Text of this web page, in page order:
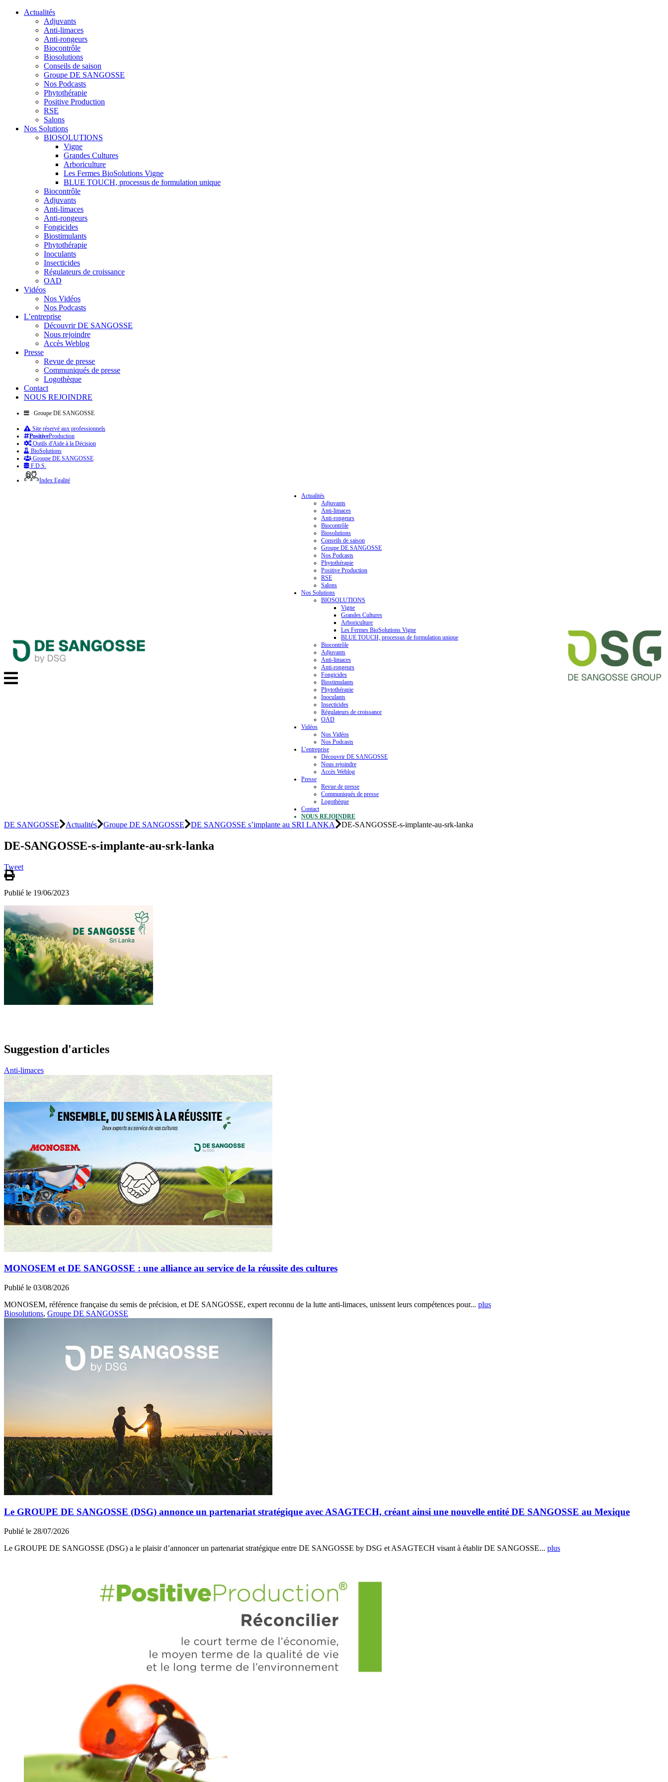
Actualités
Adjuvants
Anti-limaces
Anti-rongeurs
Biocontrôle
Biosolutions
Conseils de saison
Groupe DE SANGOSSE
Nos Podcasts
Phytothérapie
Positive Production
RSE
Salons
Nos Solutions
BIOSOLUTIONS
Vigne
Grandes Cultures
Arboriculture
Les Fermes BioSolutions Vigne
BLUE TOUCH, processus de formulation unique
Biocontrôle
Adjuvants
Anti-limaces
Anti-rongeurs
Fongicides
Biostimulants
Phytothérapie
Inoculants
Insecticides
Régulateurs de croissance
OAD
Vidéos
Nos Vidéos
Nos Podcasts
L’entreprise
Découvrir DE SANGOSSE
Nous rejoindre
Accès Weblog
Presse
Revue de presse
Communiqués de presse
Logothèque
Contact
NOUS REJOINDRE
Groupe DE SANGOSSE
Site réservé aux professionnels
PositiveProduction
Outils d'Aide à la Décision
BioSolutions
Groupe DE SANGOSSE
F.D.S.
Index Egalité
Actualités
Adjuvants
Anti-limaces
Anti-rongeurs
Biocontrôle
Biosolutions
Conseils de saison
Groupe DE SANGOSSE
Nos Podcasts
Phytothérapie
Positive Production
RSE
Salons
Nos Solutions
BIOSOLUTIONS
Vigne
Grandes Cultures
Arboriculture
Les Fermes BioSolutions Vigne
BLUE TOUCH, processus de formulation unique
Biocontrôle
Adjuvants
Anti-limaces
Anti-rongeurs
Fongicides
Biostimulants
Phytothérapie
Inoculants
Insecticides
Régulateurs de croissance
OAD
Vidéos
Nos Vidéos
Nos Podcasts
L’entreprise
Découvrir DE SANGOSSE
Nous rejoindre
Accès Weblog
Presse
Revue de presse
Communiqués de presse
Logothèque
Contact
NOUS REJOINDRE
DE SANGOSSE Actualités Groupe DE SANGOSSE DE SANGOSSE s’implante au SRI LANKA DE-SANGOSSE-s-implante-au-srk-lanka
DE-SANGOSSE-s-implante-au-srk-lanka
Tweet
Publié le 19/06/2023
Suggestion d'articles
Anti-limaces
MONOSEM et DE SANGOSSE : une alliance au service de la réussite des cultures
Publié le 03/08/2026
MONOSEM, référence française du semis de précision, et DE SANGOSSE, expert reconnu de la lutte anti-limaces, unissent leurs compétences pour... plus
Biosolutions, Groupe DE SANGOSSE
Le GROUPE DE SANGOSSE (DSG) annonce un partenariat stratégique avec ASAGTECH, créant ainsi une nouvelle entité DE SANGOSSE au Mexique
Publié le 28/07/2026
Le GROUPE DE SANGOSSE (DSG) a le plaisir d’annoncer un partenariat stratégique entre DE SANGOSSE by DSG et ASAGTECH visant à établir DE SANGOSSE... plus